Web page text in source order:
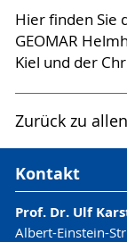
Hier finden Sie
GEOMAR
Kiel und der
Zurück zu
Kontakt
Prof. Dr. Ulf
Albert-Einstein-